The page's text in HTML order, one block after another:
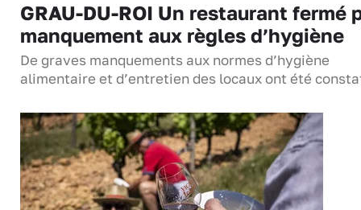
GRAU-DU-ROI Un restaurant fermé
manquement aux règles d’hygiène
De graves manquements aux normes d’hygiène
alimentaire et d’entretien des locaux ont été